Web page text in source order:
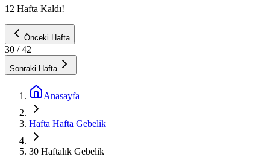
12 Hafta Kaldı!
Önceki Hafta
30 / 42
Sonraki Hafta
Anasayfa
Hafta Hafta Gebelik
30 Haftalık Gebelik